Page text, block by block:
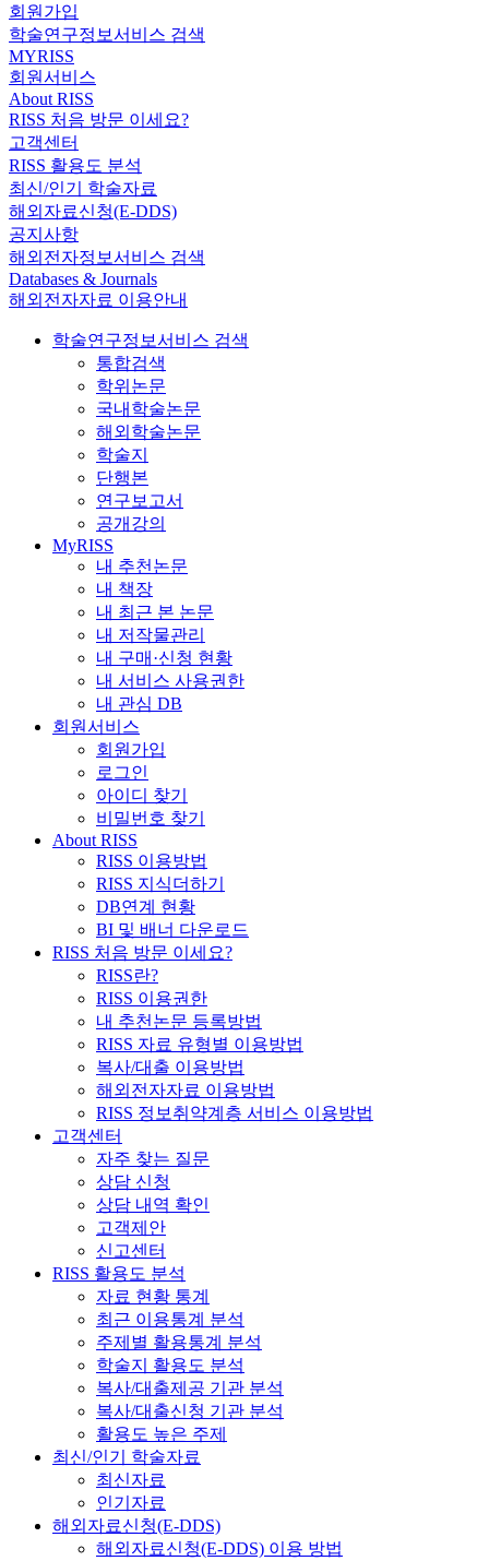
회원가입
학술연구정보서비스 검색
MYRISS
회원서비스
About RISS
RISS 처음 방문 이세요?
고객센터
RISS 활용도 분석
최신/인기 학술자료
해외자료신청(E-DDS)
공지사항
해외전자정보서비스 검색
Databases & Journals
해외전자자료 이용안내
학술연구정보서비스 검색
통합검색
학위논문
국내학술논문
해외학술논문
학술지
단행본
연구보고서
공개강의
MyRISS
내 추천논문
내 책장
내 최근 본 논문
내 저작물관리
내 구매·신청 현황
내 서비스 사용권한
내 관심 DB
회원서비스
회원가입
로그인
아이디 찾기
비밀번호 찾기
About RISS
RISS 이용방법
RISS 지식더하기
DB연계 현황
BI 및 배너 다운로드
RISS 처음 방문 이세요?
RISS란?
RISS 이용권한
내 추천논문 등록방법
RISS 자료 유형별 이용방법
복사/대출 이용방법
해외전자자료 이용방법
RISS 정보취약계층 서비스 이용방법
고객센터
자주 찾는 질문
상담 신청
상담 내역 확인
고객제안
신고센터
RISS 활용도 분석
자료 현황 통계
최근 이용통계 분석
주제별 활용통계 분석
학술지 활용도 분석
복사/대출제공 기관 분석
복사/대출신청 기관 분석
활용도 높은 주제
최신/인기 학술자료
최신자료
인기자료
해외자료신청(E-DDS)
해외자료신청(E-DDS) 이용 방법